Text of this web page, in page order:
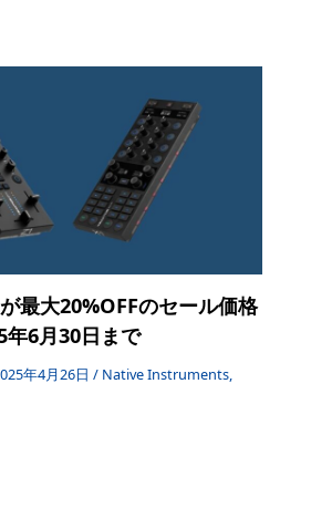
最大20%OFFのセール価格
年6月30日まで
年4月26日/ Native Instruments,